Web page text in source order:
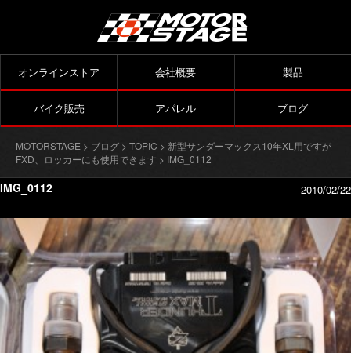
オンラインストア 会社概要 製品
バイク販売 アパレル ブログ
MOTORSTAGE > ブログ > TOPIC > 新型サンダーマックス10年XL用ですが
FXD、ロッカーにも使用できます > IMG_0112
IMG_0112 2010/02/22